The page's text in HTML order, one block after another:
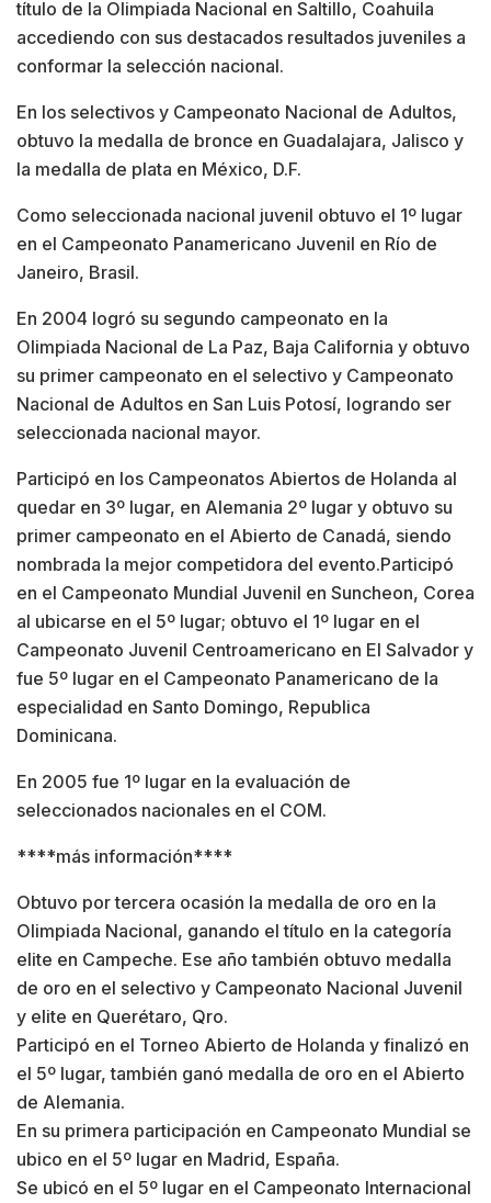
título de la Olimpiada Nacional en Saltillo, Coahuila
accediendo con sus destacados resultados juveniles a
conformar la selección nacional.
En los selectivos y Campeonato Nacional de Adultos,
obtuvo la medalla de bronce en Guadalajara, Jalisco y
la medalla de plata en México, D.F.
Como seleccionada nacional juvenil obtuvo el 1º lugar
en el Campeonato Panamericano Juvenil en Río de
Janeiro, Brasil.
En 2004 logró su segundo campeonato en la
Olimpiada Nacional de La Paz, Baja California y obtuvo
su primer campeonato en el selectivo y Campeonato
Nacional de Adultos en San Luis Potosí, logrando ser
seleccionada nacional mayor.
Participó en los Campeonatos Abiertos de Holanda al
quedar en 3º lugar, en Alemania 2º lugar y obtuvo su
primer campeonato en el Abierto de Canadá, siendo
nombrada la mejor competidora del evento.Participó
en el Campeonato Mundial Juvenil en Suncheon, Corea
al ubicarse en el 5º lugar; obtuvo el 1º lugar en el
Campeonato Juvenil Centroamericano en El Salvador y
fue 5º lugar en el Campeonato Panamericano de la
especialidad en Santo Domingo, Republica
Dominicana.
En 2005 fue 1º lugar en la evaluación de
seleccionados nacionales en el COM.
****más información****
Obtuvo por tercera ocasión la medalla de oro en la
Olimpiada Nacional, ganando el título en la categoría
elite en Campeche. Ese año también obtuvo medalla
de oro en el selectivo y Campeonato Nacional Juvenil
y elite en Querétaro, Qro.
Participó en el Torneo Abierto de Holanda y finalizó en
el 5º lugar, también ganó medalla de oro en el Abierto
de Alemania.
En su primera participación en Campeonato Mundial se
ubico en el 5º lugar en Madrid, España.
Se ubicó en el 5º lugar en el Campeonato Internacional